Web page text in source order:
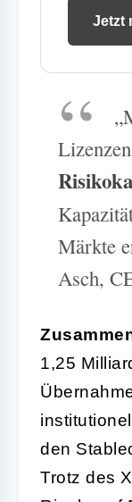
Jetzt
Märkte
Asch,
1,25
den
Trotz des